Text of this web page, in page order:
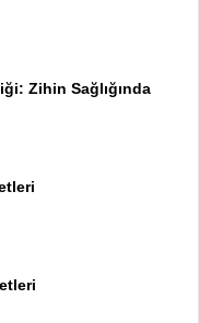
Zihin Sağlığında